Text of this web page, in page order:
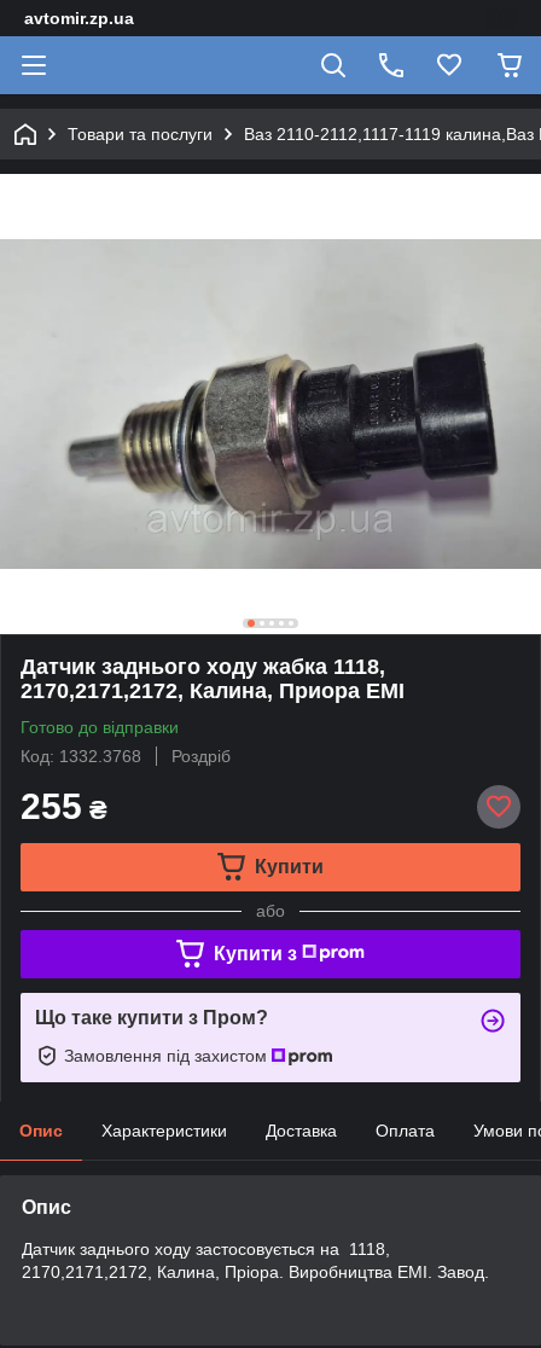
avtomir.zp.ua
Товари та послуги Ваз 2110-2112,1117-1119
Датчик заднього ходу жабка 1118,
2170,2171,2172, Калина, Приора ЕМІ
Готово до відправки
Код: 1332.3768
Роздріб
255 ₴
Купити
або
Купити з
Що таке купити з Пром?
Замовлення під захистом
Опис Характеристики Доставка Оплата Умови
Опис
Датчик заднього ходу застосовується на 1118,
2170,2171,2172, Калина, Пріора. Виробництва ЕМІ. Завод.